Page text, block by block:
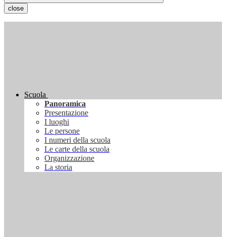
close
Scuola
Panoramica
Presentazione
I luoghi
Le persone
I numeri della scuola
Le carte della scuola
Organizzazione
La storia